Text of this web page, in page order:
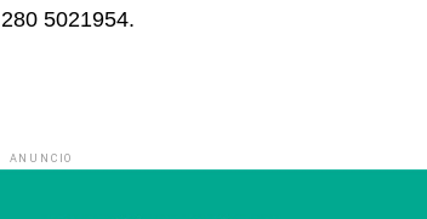
5021954.
ANUNCIO